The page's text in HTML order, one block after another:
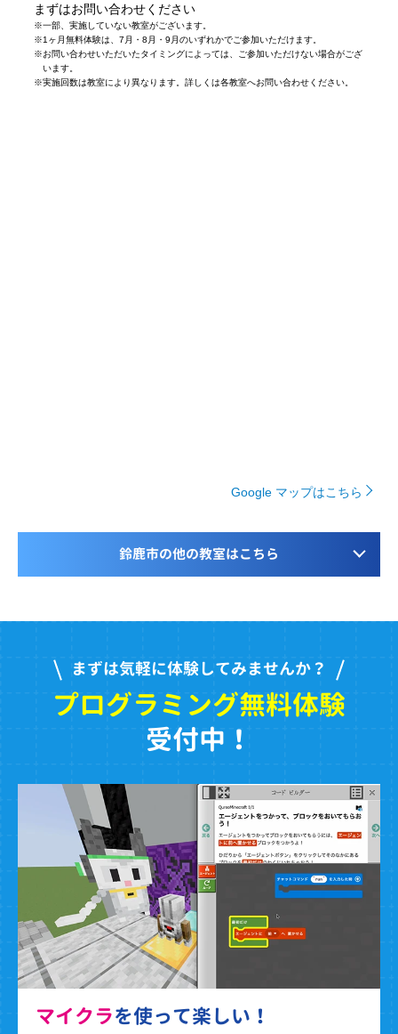
まずはお問い合わせください
※一部、実施していない教室がございます。
※1ヶ月無料体験は、7月・8月・9月のいずれかでご参加いただけます。
※お問い合わせいただいたタイミングによっては、ご参加いただけない場合がござ
います。
※実施回数は教室により異なります。詳しくは各教室へお問い合わせください。
Google マップはこちら
鈴鹿市の他の教室はこちら
まずは気軽に体験してみませんか？
プログラミング無料体験
受付中！
マイクラを使って楽しい！